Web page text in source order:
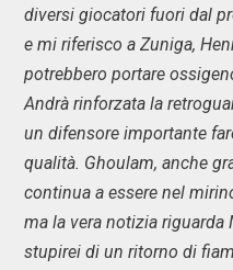
diversi giocatori fuori dal
e mi riferisco a Zuniga,
potrebbero portare
Andrà rinforzata la
un difensore importante
qualità. Ghoulam, anche
continua a essere nel
ma la vera notizia
stupirei di un ritorno di